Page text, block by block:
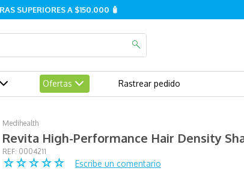
SUPERIORES A $150.000 🧴
Ofertas Rastrear pedido
Medihealth
Revita High-Performance Hair Density
: 0004211
☆☆☆☆☆
Escribe un comentario